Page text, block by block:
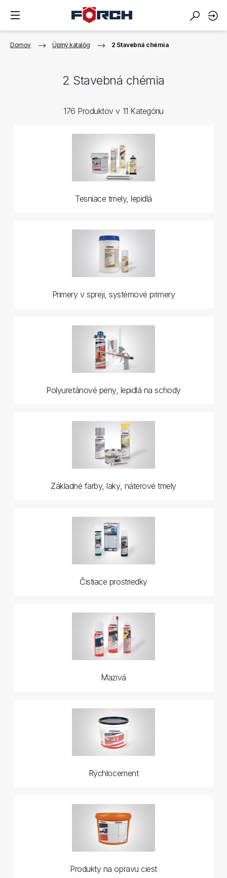
Domov Úplný katalóg 2 Stavebná chémia
2 Stavebná chémia
176 Produktov v 11 Kategóriu
Tesniace tmely, lepidlá
Primery v spreji, systémové primery
Polyuretánové peny, lepidlá na schody
Základné farby, laky, náterové tmely
Čistiace prostriedky
Mazivá
Rýchlocement
Produkty na opravu ciest